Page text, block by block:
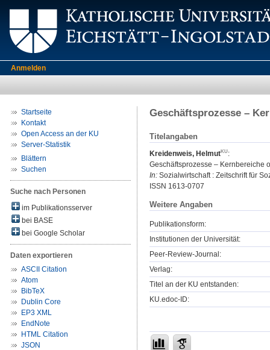
Anmelden
Startseite
Kontakt
Open Access an der KU
Server-Statistik
Blättern
Suchen
Suche nach Personen
im Publikationsserver
bei BASE
bei Google Scholar
Daten exportieren
ASCII Citation
Atom
BibTeX
Dublin Core
EP3 XML
EndNote
HTML Citation
JSON
Geschäftsprozesse –
Titelangaben
Kreidenweis, Helmut
:
Geschäftsprozesse – Kernbereiche
In: Sozialwirtschaft : Zeitschrift für
ISSN 1613-0707
Weitere Angaben
Publikationsform:
Institutionen der Universität:
Peer-Review-Journal:
Verlag:
Titel an der KU entstanden:
KU.edoc-ID: